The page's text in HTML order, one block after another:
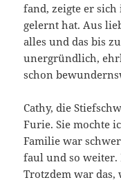
fand, zeigte er
gelernt hat. Aus
alles und das bis
unergründlich,
schon
Cathy, die
Furie. Sie mochte
Familie war
faul und so weiter.
Trotzdem war